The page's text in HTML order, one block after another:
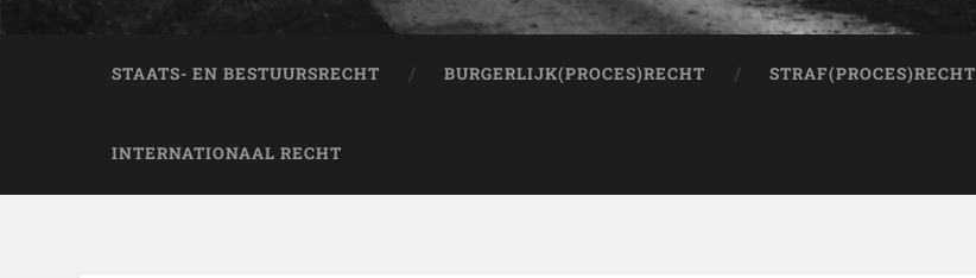
STAATS- EN BESTUURSRECHT BURGERLIJK(PROCES)RECHT STRAF(PROCES)RECHT
INTERNATIONAAL RECHT